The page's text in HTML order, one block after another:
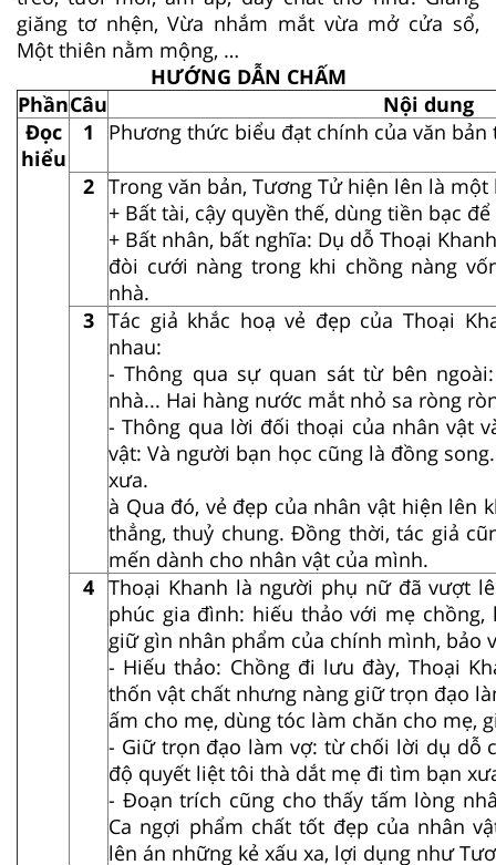
giăng tơ nhện, Vừa nhắm mắt vừa mở cửa sổ,
Một thiên nằm mộng, …
HƯỚNG DẪN CHẤM
PhầnCâu
Nội dung
Đọc
hiểu
1 Phương thức biểu đạt chính của văn
2 Trong văn bản, Tương Tử hiện lên là một
+ Bất tài, cậy quyền thế, dùng tiền bạc
+ Bất nhân, bất nghĩa: Dụ dỗ Thoại
đòi cưới nàng trong khi chồng nàng
nhà.
3 Tác giả khắc hoạ vẻ đẹp của Thoại
nhau:
- Thông qua sự quan sát từ bên
nhà... Hai hàng nước mắt nhỏ sa ròng
- Thông qua lời đối thoại của nhân vật
vật: Và người bạn học cũng là đồng
xưa.
à Qua đó, vẻ đẹp của nhân vật hiện lên
thẳng, thuỷ chung. Đồng thời, tác giả
mến dành cho nhân vật của mình.
4 Thoại Khanh là người phụ nữ đã vượt
phúc gia đình: hiếu thảo với mẹ
giữ gìn nhân phẩm của chính mình, bảo
- Hiếu thảo: Chồng đi lưu đày, Thoại
thốn vật chất nhưng nàng giữ trọn đạo
ấm cho mẹ, dùng tóc làm chăn cho mẹ,
- Giữ trọn đạo làm vợ: từ chối lời dụ dỗ
độ quyết liệt tôi thà dắt mẹ đi tìm bạn
- Đoạn trích cũng cho thấy tấm lòng
Ca ngợi phẩm chất tốt đẹp của nhân
lên án những kẻ xấu xa, lợi dụng như